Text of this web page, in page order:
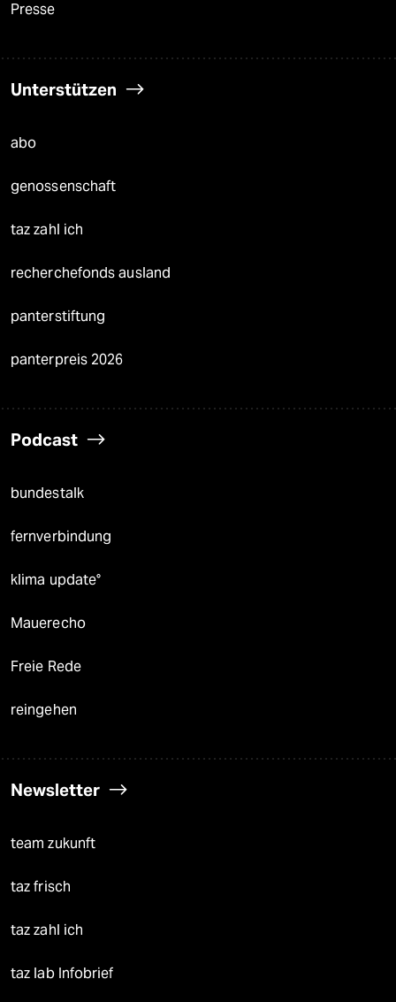
Presse
Unterstützen
abo
genossenschaft
taz zahl ich
recherchefonds ausland
panterstiftung
panterpreis 2026
Podcast
bundestalk
fernverbindung
klima update°
Mauerecho
Freie Rede
reingehen
Newsletter
team zukunft
taz frisch
taz zahl ich
taz lab Infobrief